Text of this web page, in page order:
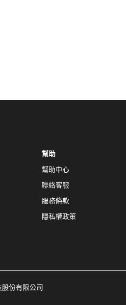
幫助
幫助中心
聯絡客服
服務條款
隱私權政策
份有限公司